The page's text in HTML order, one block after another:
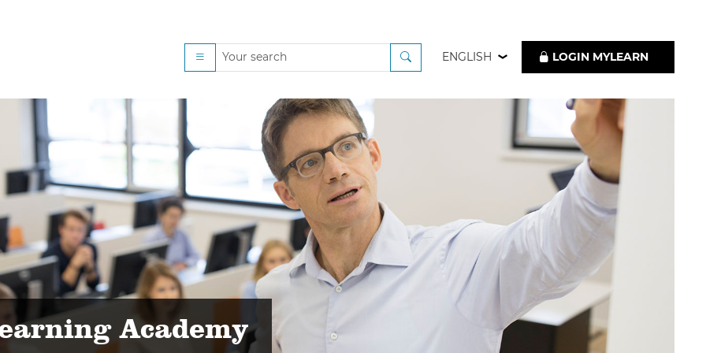
ENGLISH LOGIN MYLEARN
gestalten
Academy